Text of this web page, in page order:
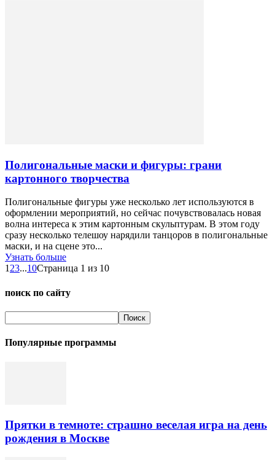
Полигональные маски и фигуры: грани
картонного творчества
Полигональные фигуры уже несколько лет используются в
оформлении мероприятий, но сейчас почувствовалась новая
волна интереса к этим картонным скульптурам. В этом году
сразу несколько телешоу нарядили танцоров в полигональные
маски, и на сцене это...
Узнать больше
123...10Страница 1 из 10
поиск по сайту
Популярные программы
Прятки в темноте: страшно веселая игра на день
рождения в Москве